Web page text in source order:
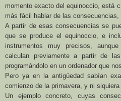
momento exacto del equinoccio, está
más fácil hablar de las consecuencias,
A partir de esas consecuencias se
que se produce el equinoccio, e
instrumentos muy precisos,
calculan previamente a partir de
programándolo en un ordenador que
Pero ya en la antigüedad sabían
comienzo de la primavera, y ni
Un ejemplo concreto, cuyas